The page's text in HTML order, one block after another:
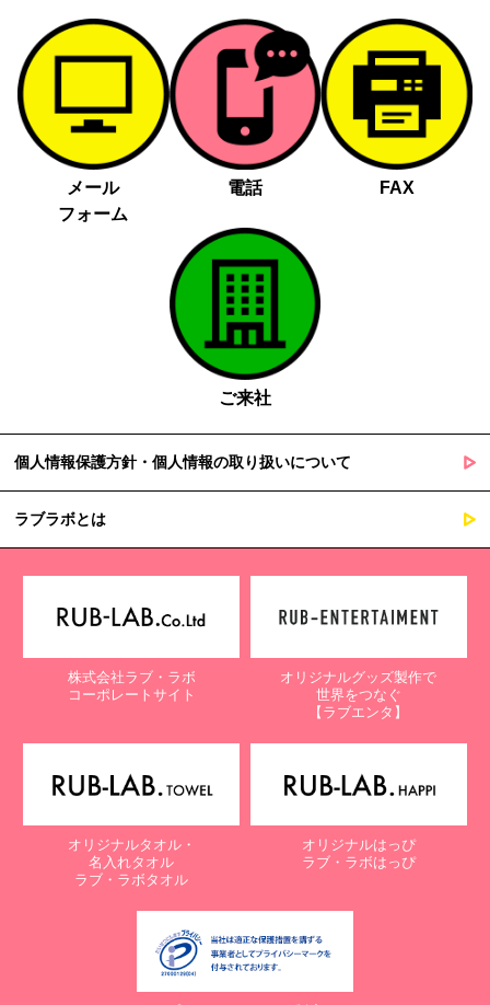
メール
フォーム
電話 FAX
ご来社
個人情報保護方針・個人情報の取り扱いについて
ラブラボとは
株式会社ラブ・ラボ
コーポレートサイト
オリジナルグッズ製作で
世界をつなぐ
【ラブエンタ】
オリジナルタオル・
名入れタオル
ラブ・ラボタオル
オリジナルはっぴ
ラブ・ラボはっぴ